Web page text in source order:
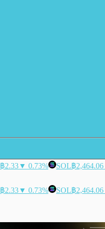
฿2.33▼ 0.73% SOL฿2,464.06
฿2.33▼ 0.73% SOL฿2,464.06